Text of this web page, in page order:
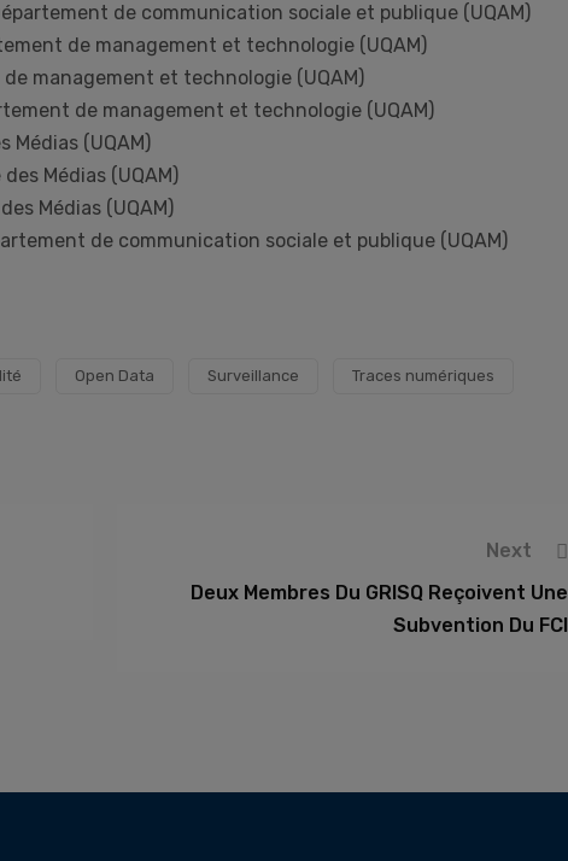
de communication sociale et publique (UQAM)
de management et technologie (UQAM)
management et technologie (UQAM)
de management et technologie (UQAM)
Médias (UQAM)
Médias (UQAM)
Médias (UQAM)
de communication sociale et publique (UQAM)
Open Data Surveillance Traces numériques
Next
Deux Membres Du GRISQ Reçoivent Une
Subvention Du FCI